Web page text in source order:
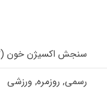
سنجش اکسیژن خون (SPO2), شمارنده ضربان قلب (Heart Rate)
رسمی, روزمره, ورزشی